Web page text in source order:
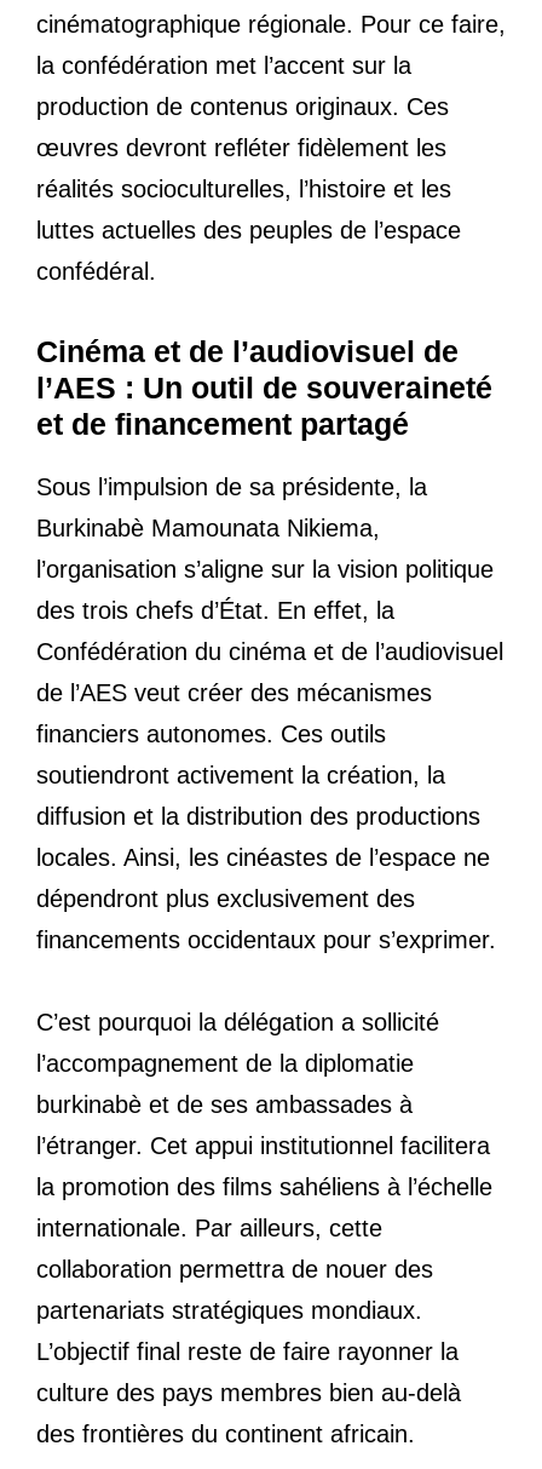
cinématographique régionale. Pour ce faire,
la confédération met l’accent sur la
production de contenus originaux. Ces
œuvres devront refléter fidèlement les
réalités socioculturelles, l’histoire et les
luttes actuelles des peuples de l’espace
confédéral.
Cinéma et de l’audiovisuel de
l’AES : Un outil de souveraineté
et de financement partagé
Sous l’impulsion de sa présidente, la
Burkinabè Mamounata Nikiema,
l’organisation s’aligne sur la vision politique
des trois chefs d’État. En effet, la
Confédération du cinéma et de l’audiovisuel
de l’AES veut créer des mécanismes
financiers autonomes. Ces outils
soutiendront activement la création, la
diffusion et la distribution des productions
locales. Ainsi, les cinéastes de l’espace ne
dépendront plus exclusivement des
financements occidentaux pour s’exprimer.
C’est pourquoi la délégation a sollicité
l’accompagnement de la diplomatie
burkinabè et de ses ambassades à
l’étranger. Cet appui institutionnel facilitera
la promotion des films sahéliens à l’échelle
internationale. Par ailleurs, cette
collaboration permettra de nouer des
partenariats stratégiques mondiaux.
L’objectif final reste de faire rayonner la
culture des pays membres bien au-delà
des frontières du continent africain.